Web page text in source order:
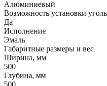
Алюминиевый
Возможность установки
Да
Исполнение
Эмаль
Габаритные размеры и вес
Ширина, мм
500
Глубина, мм
500